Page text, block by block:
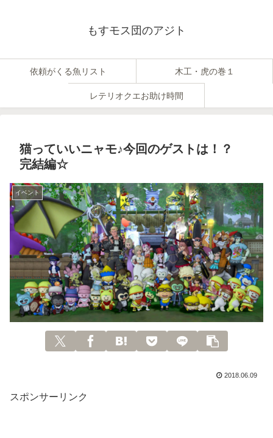
もすモス団のアジト
依頼がくる魚リスト 木工・虎の巻１
レテリオクエお助け時間
猫っていいニャモ♪今回のゲストは！？
完結編☆
イベント
2018.06.09
スポンサーリンク